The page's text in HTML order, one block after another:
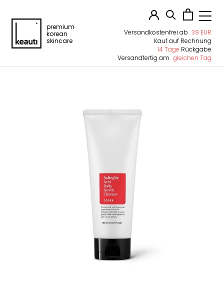
premium
korean
skincare
Versandkostenfrei ab 39 EUR
Kauf auf Rechnung
14 Tage Rückgabe
Versandfertig am gleichen Tag